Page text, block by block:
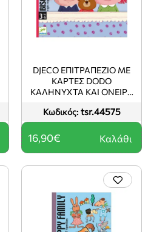
Κωδικός: tsr.44575
DJECO ΕΠΙΤΡΑΠΈΖΙΟ ΜΕ
ΚΆΡΤΕΣ DODO
ΚΑΛΗΝΎΧΤΑ ΚΑΙ ΌΝΕΙΡΑ
16,90€ Καλάθι